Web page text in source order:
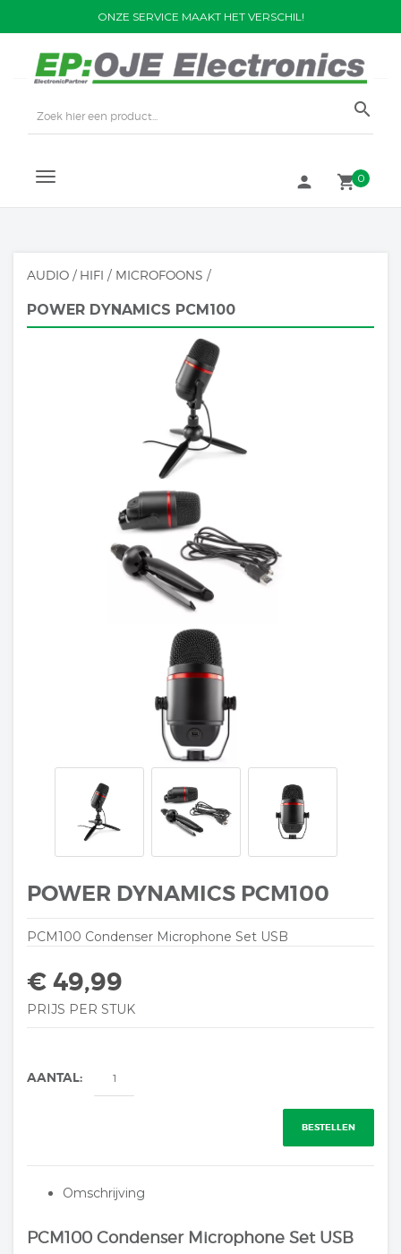
ONZE SERVICE MAAKT HET VERSCHIL!
search
local_grocery_store0
person
TOGGLE
AUDIO / HIFI / MICROFOONS /
POWER DYNAMICS PCM100
POWER DYNAMICS PCM100
PCM100 Condenser Microphone Set USB
€ 49,99
PRIJS PER STUK
AANTAL:
BESTELLEN
Omschrijving
PCM100 Condenser Microphone Set USB